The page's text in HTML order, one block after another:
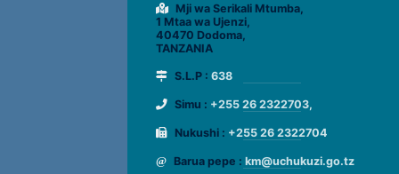
Mji wa Serikali Mtumba,
1 Mtaa wa Ujenzi,
40470 Dodoma,
TANZANIA
S.L.P : 638
Simu : +255 26 2322703,
Nukushi : +255 26 2322704
Barua pepe : km@uchukuzi.go.tz